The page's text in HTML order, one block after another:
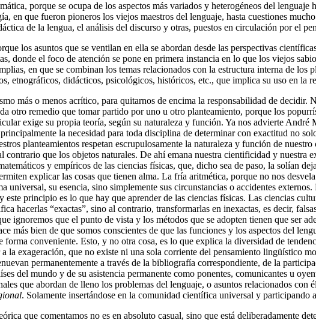
porque se ocupa de los aspectos más variados y heterogéneos del lenguaje
en que fueron pioneros los viejos maestros del lenguaje, hasta cuestiones
de la lengua, el análisis del discurso y otras, puestos en circulación por el
los asuntos que se ventilan en ella se abordan desde las perspectivas
donde el foco de atención se pone en primera instancia en lo que los viejos
en que se combinan los temas relacionados con la estructura interna de
etnográficos, didácticos, psicológicos, históricos, etc., que implica su uso en la
más o menos acrítico, para quitarnos de encima la responsabilidad de decidir.
otro remedio que tomar partido por uno u otro planteamiento, porque los
exige su propia teoría, según su naturaleza y función. Ya nos advierte André
la necesidad para toda disciplina de determinar con exactitud no
planteamientos respetan escrupulosamente la naturaleza y función de
que los objetos naturales. De ahí emana nuestra cientificidad y nuestra
y empíricos de las ciencias físicas, que, dicho sea de paso, la solían
explicar las cosas que tienen alma. La fría aritmética, porque no nos
su esencia, sino simplemente sus circunstancias o accidentes
principio es lo que hay que aprender de las ciencias físicas. Las ciencias
hacerlas “exactas”, sino al contrario, transformarlas en inexactas, es decir,
ignoremos que el punto de vista y los métodos que se adopten tienen que ser
más bien de que somos conscientes de que las funciones y los aspectos del
forma conveniente. Esto, y no otra cosa, es lo que explica la diversidad de
la exageración, que no existe ni una sola corriente del pensamiento lingüístico
permanentemente a través de la bibliografía correspondiente, de la
del mundo y de su asistencia permanente como ponentes, comunicantes u
que abordan de lleno los problemas del lenguaje, o asuntos relacionados
. Solamente insertándose en la comunidad científica universal y participando
que comentamos no es en absoluto casual, sino que está deliberadamente